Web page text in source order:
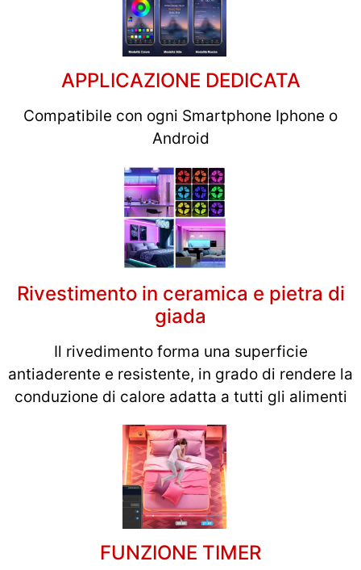
APPLICAZIONE DEDICATA
Compatibile con ogni Smartphone Iphone o
Android
Rivestimento in ceramica e pietra di
giada
Il rivedimento forma una superficie
antiaderente e resistente, in grado di rendere la
conduzione di calore adatta a tutti gli alimenti
FUNZIONE TIMER